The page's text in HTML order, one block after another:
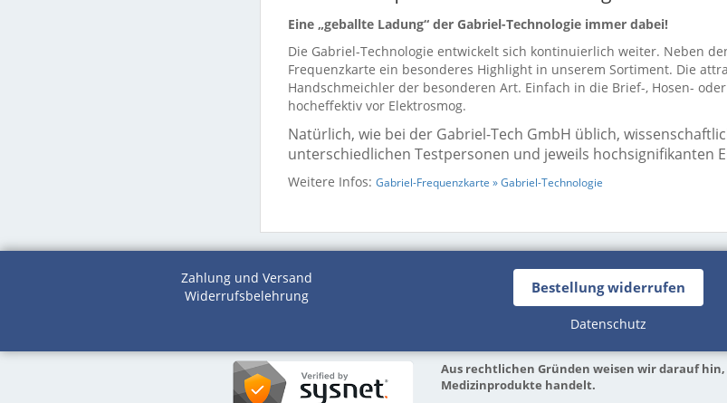
Eine „geballte Ladung“ der Gabriel-Technologie immer dabei!
Die Gabriel-Technologie entwickelt sich kontinuierlich weiter. Neben
Frequenzkarte ein besonderes Highlight in unserem Sortiment. Die
Handschmeichler der besonderen Art. Einfach in die Brief-, Hosen-
hocheffektiv vor Elektrosmog.
Natürlich, wie bei der Gabriel-Tech GmbH üblich,
unterschiedlichen Testpersonen und jeweils hochsignifikanten
Weitere Infos: Gabriel-Frequenzkarte » Gabriel-Technologie
Zahlung und Versand
Widerrufsbelehrung
Bestellung widerrufen
Datenschutz
Aus rechtlichen Gründen weisen wir darauf
Medizinprodukte handelt.